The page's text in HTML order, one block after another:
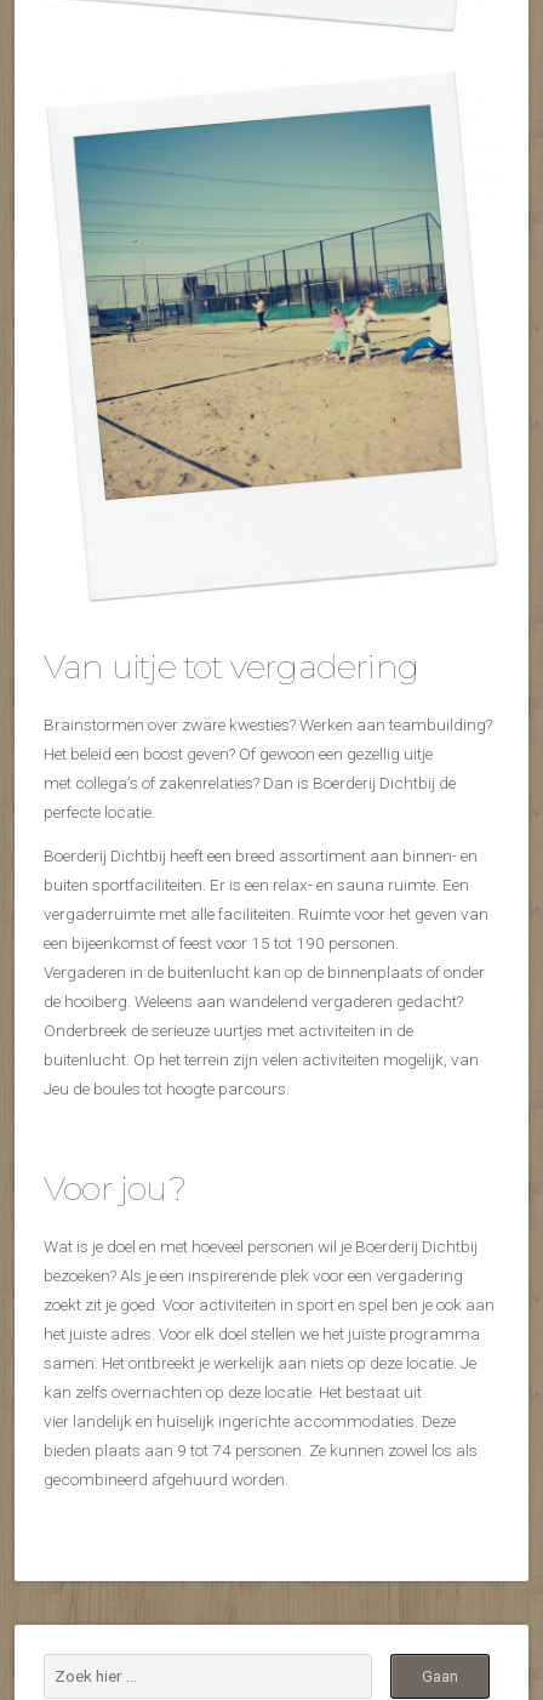
Van uitje tot vergadering
Brainstormen over zware kwesties? Werken aan teambuilding?
Het beleid een boost geven? Of gewoon een gezellig uitje
met collega’s of zakenrelaties? Dan is Boerderij Dichtbij de
perfecte locatie.
Boerderij Dichtbij heeft een breed assortiment aan binnen- en
buiten sportfaciliteiten. Er is een relax- en sauna ruimte. Een
vergaderruimte met alle faciliteiten. Ruimte voor het geven van
een bijeenkomst of feest voor 15 tot 190 personen.
Vergaderen in de buitenlucht kan op de binnenplaats of onder
de hooiberg. Weleens aan wandelend vergaderen gedacht?
Onderbreek de serieuze uurtjes met activiteiten in de
buitenlucht. Op het terrein zijn velen activiteiten mogelijk, van
Jeu de boules tot hoogte parcours.
Voor jou?
Wat is je doel en met hoeveel personen wil je Boerderij Dichtbij
bezoeken? Als je een inspirerende plek voor een vergadering
zoekt zit je goed. Voor activiteiten in sport en spel ben je ook aan
het juiste adres. Voor elk doel stellen we het juiste programma
samen. Het ontbreekt je werkelijk aan niets op deze locatie. Je
kan zelfs overnachten op deze locatie. Het bestaat uit
vier landelijk en huiselijk ingerichte accommodaties. Deze
bieden plaats aan 9 tot 74 personen. Ze kunnen zowel los als
gecombineerd afgehuurd worden.